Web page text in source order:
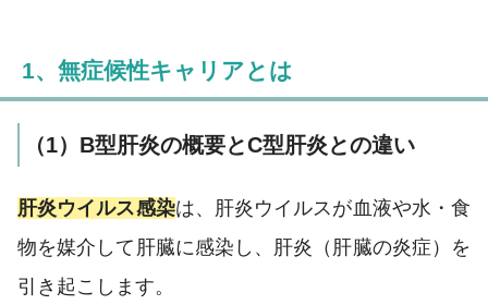
1、無症候性キャリアとは
（1）B型肝炎の概要とC型肝炎との違い
肝炎ウイルス感染は、肝炎ウイルスが血液や水・食
物を媒介して肝臓に感染し、肝炎（肝臓の炎症）を
引き起こします。